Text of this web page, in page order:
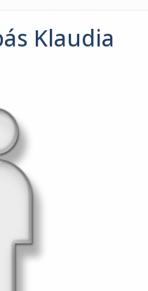
Klaudia